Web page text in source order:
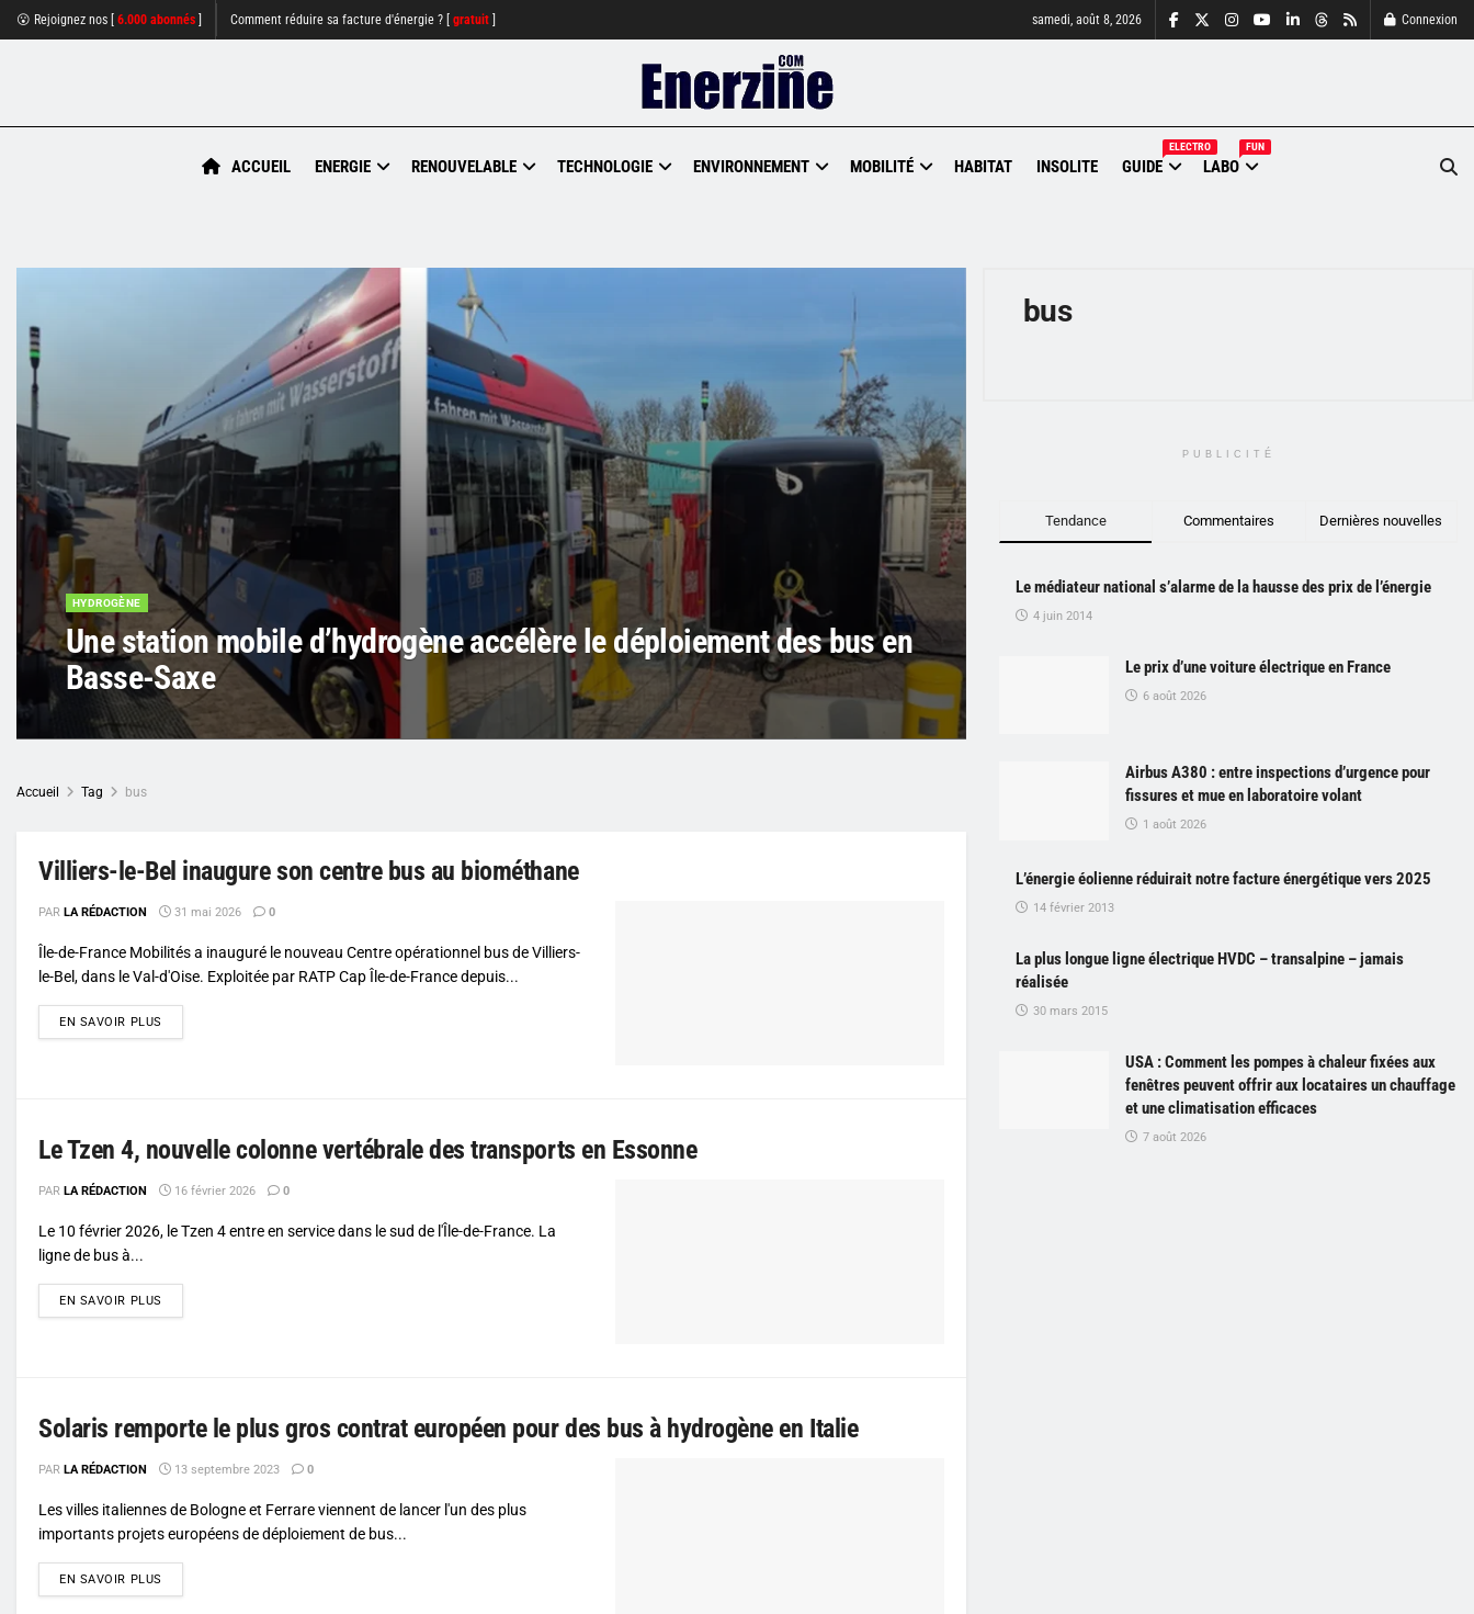
😮 Rejoignez nos [ 6.000 abonnés Comment réduire sa facture d'énergie ? [ gratuit samedi, août 8, 2026 Connexion
ACCUEIL ENERGIE RENOUVELABLE TECHNOLOGIE ENVIRONNEMENT MOBILITÉ HABITAT INSOLITE GUIDE
ELECTRO
LABO
FUN
HYDROGÈNE
Une station mobile d’hydrogène accélère le déploiement des bus en
Basse-Saxe
Accueil Tag bus
Villiers-le-Bel inaugure son centre bus au biométhane
PAR LA RÉDACTION 31 mai 2026 0
Île-de-France Mobilités a inauguré le nouveau Centre opérationnel bus de Villiers-
le-Bel, dans le Val-d'Oise. Exploitée par RATP Cap Île-de-France depuis...
EN SAVOIR PLUS
Le Tzen 4, nouvelle colonne vertébrale des transports en Essonne
PAR LA RÉDACTION 16 février 2026 0
Le 10 février 2026, le Tzen 4 entre en service dans le sud de l'Île-de-France. La
ligne de bus à...
EN SAVOIR PLUS
Solaris remporte le plus gros contrat européen pour des bus à hydrogène en Italie
PAR LA RÉDACTION 13 septembre 2023 0
Les villes italiennes de Bologne et Ferrare viennent de lancer l'un des plus
importants projets européens de déploiement de bus...
EN SAVOIR PLUS
bus
PUBLICITÉ
Tendance Commentaires Dernières nouvelles
Le médiateur national s’alarme de la hausse des prix de l’énergie
4 juin 2014
Le prix d’une voiture électrique en France
6 août 2026
Airbus A380 : entre inspections d’urgence pour
fissures et mue en laboratoire volant
1 août 2026
L’énergie éolienne réduirait notre facture énergétique vers 2025
14 février 2013
La plus longue ligne électrique HVDC – transalpine – jamais
réalisée
30 mars 2015
USA : Comment les pompes à chaleur fixées aux
fenêtres peuvent offrir aux locataires un chauffage
et une climatisation efficaces
7 août 2026